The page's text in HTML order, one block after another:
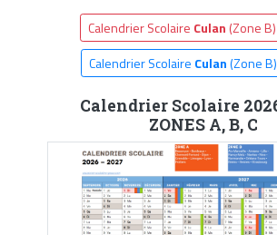
Calendrier Scolaire Culan (Zone
Calendrier Scolaire Culan(Zone
Calendrier Scolaire
ZONES A, B, C